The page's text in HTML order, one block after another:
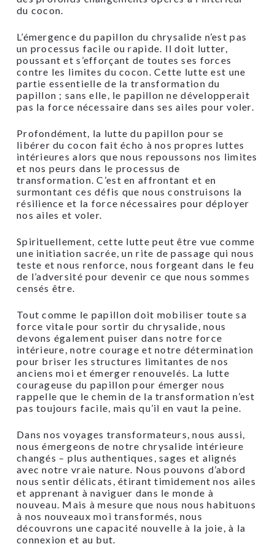
du cocon.
L’émergence du papillon du chrysalide n’est pas
un processus facile ou rapide. Il doit lutter,
poussant et s’efforçant de toutes ses forces
contre les limites du cocon. Cette lutte est une
partie essentielle de la transformation du
papillon ; sans elle, le papillon ne développerait
pas la force nécessaire dans ses ailes pour voler.
Profondément, la lutte du papillon pour se
libérer du cocon fait écho à nos propres luttes
intérieures alors que nous repoussons nos limites
et nos peurs dans le processus de
transformation. C’est en affrontant et en
surmontant ces défis que nous construisons la
résilience et la force nécessaires pour déployer
nos ailes et voler.
Spirituellement, cette lutte peut être vue comme
une initiation sacrée, un rite de passage qui nous
teste et nous renforce, nous forgeant dans le feu
de l’adversité pour devenir ce que nous sommes
censés être.
Tout comme le papillon doit mobiliser toute sa
force vitale pour sortir du chrysalide, nous
devons également puiser dans notre force
intérieure, notre courage et notre détermination
pour briser les structures limitantes de nos
anciens moi et émerger renouvelés. La lutte
courageuse du papillon pour émerger nous
rappelle que le chemin de la transformation n’est
pas toujours facile, mais qu’il en vaut la peine.
Dans nos voyages transformateurs, nous aussi,
nous émergeons de notre chrysalide intérieure
changés – plus authentiques, sages et alignés
avec notre vraie nature. Nous pouvons d’abord
nous sentir délicats, étirant timidement nos ailes
et apprenant à naviguer dans le monde à
nouveau. Mais à mesure que nous nous habituons
à nos nouveaux moi transformés, nous
découvrons une capacité nouvelle à la joie, à la
connexion et au but.